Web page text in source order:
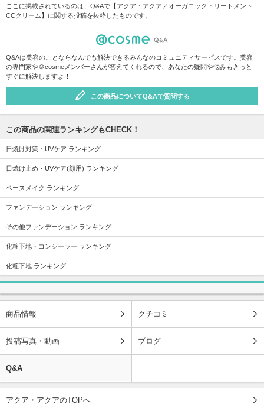
ここに掲載されているのは、Q&Aで【アクア・アクア／オーガニックトリートメント
CCクリーム】に関する投稿を抜粋したものです。
Q&Aは美容のことならなんでも解決できるみんなのコミュニティサービスです。美容
の専門家や＠cosmeメンバーさんが答えてくれるので、あなたの疑問や悩みもきっと
すぐに解決しますよ！
この商品についてQ&Aで質問する
この商品の関連ランキングもCHECK！
日焼け対策・UVケア ランキング
日焼け止め・UVケア(顔用) ランキング
ベースメイク ランキング
ファンデーション ランキング
その他ファンデーション ランキング
化粧下地・コンシーラー ランキング
化粧下地 ランキング
商品情報 クチコミ
投稿写真・動画 ブログ
Q&A
アクア・アクアのTOPへ